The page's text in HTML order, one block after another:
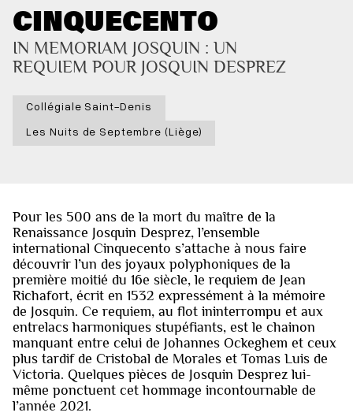
CINQUECENTO
IN MEMORIAM JOSQUIN : UN
REQUIEM POUR JOSQUIN DESPREZ
Collégiale Saint-Denis
Les Nuits de Septembre (Liège)
Pour les 500 ans de la mort du maître de la
Renaissance Josquin Desprez, l’ensemble
international Cinquecento s’attache à nous faire
découvrir l’un des joyaux polyphoniques de la
première moitié du 16e siècle, le requiem de Jean
Richafort, écrit en 1532 expressément à la mémoire
de Josquin. Ce requiem, au flot ininterrompu et aux
entrelacs harmoniques stupéfiants, est le chainon
manquant entre celui de Johannes Ockeghem et ceux
plus tardif de Cristobal de Morales et Tomas Luis de
Victoria. Quelques pièces de Josquin Desprez lui-
même ponctuent cet hommage incontournable de
l’année 2021.